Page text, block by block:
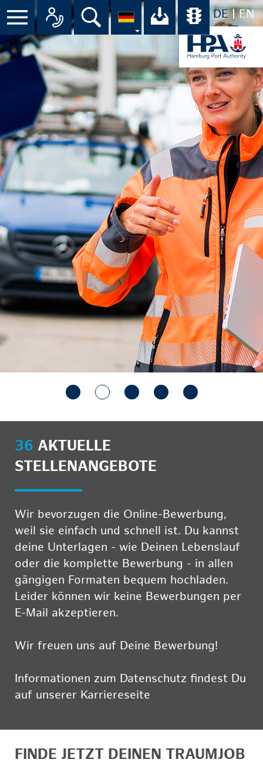
DE EN
Menü Alle Ansprechpartner im
Suche Ihr Download-
36 AKTUELLE
STELLENANGEBOTE
Wir bevorzugen die Online-Bewerbung,
weil sie einfach und schnell ist. Du kannst
deine Unterlagen - wie Deinen Lebenslauf
oder die komplette Bewerbung - in allen
gängigen Formaten bequem hochladen.
Leider können wir keine Bewerbungen per
E-Mail akzeptieren.
Wir freuen uns auf Deine Bewerbung!
Informationen zum Datenschutz findest Du
auf unserer Karriereseite
FINDE JETZT DEINEN TRAUMJOB